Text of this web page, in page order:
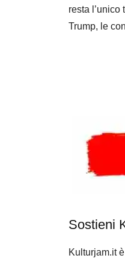
resta
Trump, le
Sostieni
Kulturjam.it